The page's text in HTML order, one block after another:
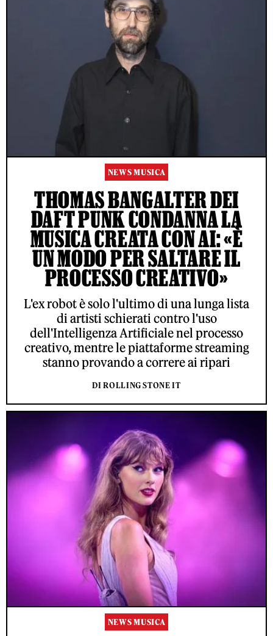
NEWS MUSICA
THOMAS BANGALTER DEI
DAFT PUNK CONDANNA LA
MUSICA CREATA CON AI: «È
UN MODO PER SALTARE IL
PROCESSO CREATIVO»
L'ex robot è solo l'ultimo di una lunga lista
di artisti schierati contro l'uso
dell'Intelligenza Artificiale nel processo
creativo, mentre le piattaforme streaming
stanno provando a correre ai ripari
DI ROLLING STONE IT
NEWS MUSICA